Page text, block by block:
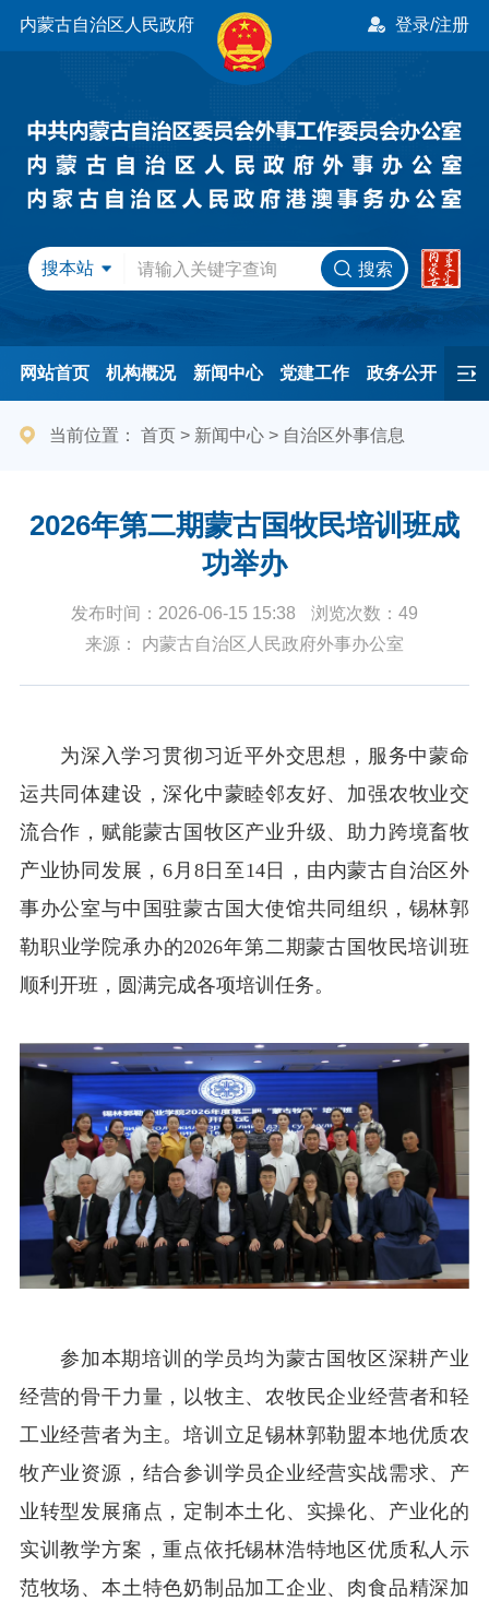
内蒙古自治区人民政府 登录/注册
搜本站 搜索
网站首页 机构概况 新闻中心 党建工作 政务公开
办事服务 民间友好 港澳事务 互动交流 专题专栏
当前位置： 首页> 新闻中心> 自治区外事信息
2026年第二期蒙古国牧民培训班成
功举办
发布时间：2026-06-15 15:38
浏览次数：49
来源： 内蒙古自治区人民政府外事办公室
为深入学习贯彻习近平外交思想，服务中蒙命
运共同体建设，深化中蒙睦邻友好、加强农牧业交
流合作，赋能蒙古国牧区产业升级、助力跨境畜牧
产业协同发展，6月 8日至14日，由内蒙古自治区外
事办公室与中国驻蒙古国大使馆共同组织，锡林郭
勒职业学院承办的2026年第二期蒙古国牧民培训班
顺利开班，圆满完成各项培训任务。
参加本期培训的学员均为蒙古国牧区深耕产业
经营的骨干力量，以牧主、农牧民企业经营者和轻
工业经营者为主。培训立足锡林郭勒盟本地优质农
牧产业资源，结合参训学员企业经营实战需求、产
业转型发展痛点，定制本土化、实操化、产业化的
实训教学方案，重点依托锡林浩特地区优质私人示
范牧场、本土特色奶制品加工企业、肉食品精深加